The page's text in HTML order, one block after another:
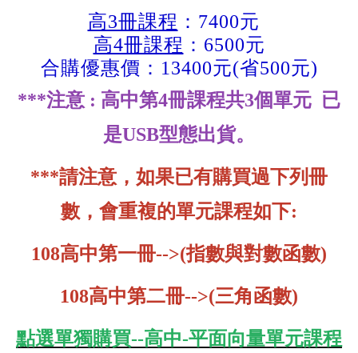
高3冊課程 ：7400元
高4冊課程 ：6500元
合購優惠價：13400元(省500元)
***注意 : 高中第4冊課程共3個單元 已
是USB型態出貨。
***請注意，如果已有購買過下列冊
數， 會重複的單元課程如下:
108高中第一冊-->(指數與對數函數)
108高中第二冊-->(三角函數)
點選單獨購買--高中-平面向量單元課程